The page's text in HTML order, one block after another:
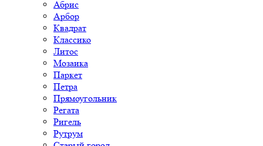
Абрис
Арбор
Квадрат
Классико
Литос
Мозаика
Паркет
Петра
Прямоугольник
Регата
Ригель
Рутрум